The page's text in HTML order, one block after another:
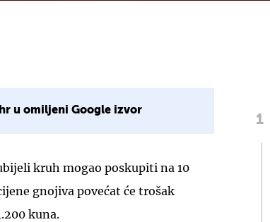
u omiljeni Google izvor
kruh mogao poskupiti na 10
gnojiva povećat će trošak
kuna.